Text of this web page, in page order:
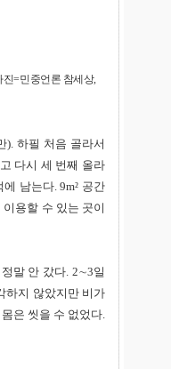
=민중언론 참세상,
). 하필 처음 골라서
다시 세 번째 올라
남는다. 9m² 공간
용할 수 있는 곳이
말 안 갔다. 2∼3일
하지 않았지만 비가
은 씻을 수 없었다.